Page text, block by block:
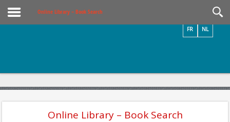
Online Library – Book Search
NL
FR
Online Library – Book Search